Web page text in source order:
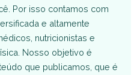
Por isso contamos com
e altamente
nutricionistas e
Nosso objetivo é
que publicamos, que é